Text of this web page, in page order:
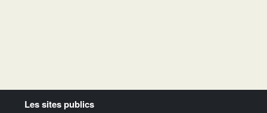
Les sites publics